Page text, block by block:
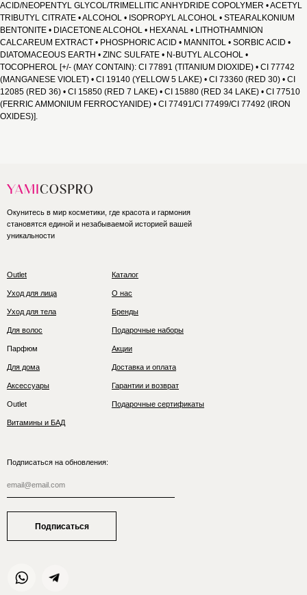
ACID/NEOPENTYL GLYCOL/TRIMELLITIC ANHYDRIDE COPOLYMER • ACETYL
TRIBUTYL CITRATE • ALCOHOL • ISOPROPYL ALCOHOL • STEARALKONIUM
BENTONITE • DIACETONE ALCOHOL • HEXANAL • LITHOTHAMNION
CALCAREUM EXTRACT • PHOSPHORIC ACID • MANNITOL • SORBIC ACID •
DIATOMACEOUS EARTH • ZINC SULFATE • N-BUTYL ALCOHOL •
TOCOPHEROL [+/- (MAY CONTAIN): CI 77891 (TITANIUM DIOXIDE) • CI 77742
(MANGANESE VIOLET) • CI 19140 (YELLOW 5 LAKE) • CI 73360 (RED 30) • CI
12085 (RED 36) • CI 15850 (RED 7 LAKE) • CI 15880 (RED 34 LAKE) • CI 77510
(FERRIC AMMONIUM FERROCYANIDE) • CI 77491/CI 77499/CI 77492 (IRON
OXIDES)].
Outlet
Окунитесь в мир косметики, где красота и гармония
становятся единой и незабываемой историей вашей
уникальности
Уход для лица
Уход для тела
Для волос
Парфюм
Для дома
Аксессуары
Outlet
Витамины и БАД
Каталог
О нас
Бренды
Подарочные наборы
Акции
Доставка и оплата
Гарантии и возврат
Подарочные сертификаты
Подписаться на обновления:
Подписаться